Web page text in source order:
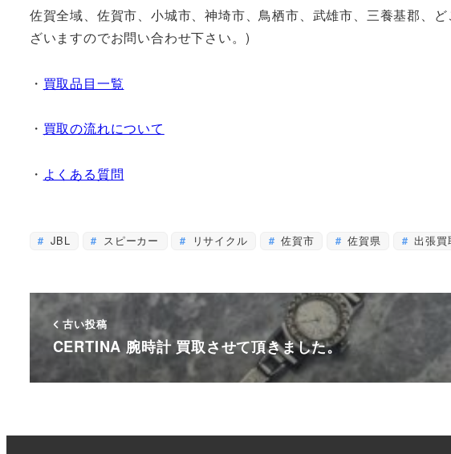
佐賀全域、佐賀市、小城市、神埼市、鳥栖市、武雄市、三養基郡、
ざいますのでお問い合わせ下さい。)
・ 買取品目一覧
・ 買取の流れについて
・ よくある質問
JBL スピーカー リサイクル 佐賀市 佐賀県 出張買
古い投稿
CERTINA 腕時計 買取させて頂きました。